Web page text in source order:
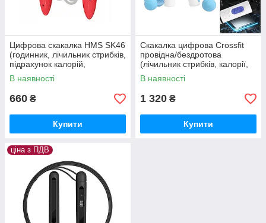
Цифрова скакалка HMS SK46
(годинник, лічильник стрибків,
підрахунок калорій,
встановлення ваги, підлоги,
таймер)
В наявності
660 ₴
Купити
Скакалка цифрова Crossfit
провідна/бездротова
(лічильник стрибків, калорії,
таймер, встановлення ваги)
В наявності
1 320 ₴
Купити
ціна з ПДВ